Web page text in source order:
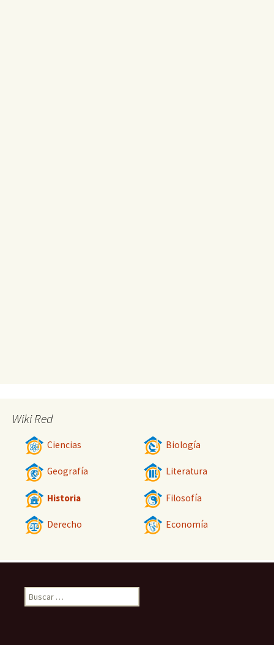
Wiki Red
Ciencias Biología
Geografía Literatura
Historia Filosofía
Derecho Economía
Buscar: